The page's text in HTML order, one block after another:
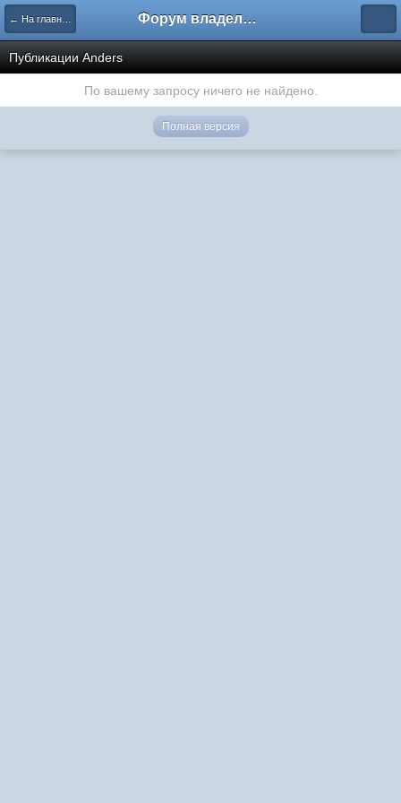
← На главную Форум владельцев интернет-магазинов
Публикации Anders
По вашему запросу ничего не найдено.
Полная версия